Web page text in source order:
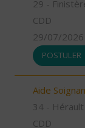
29 -
CDD
29/07/2026
POSTULER
Aide
34 - Hérault
CDD